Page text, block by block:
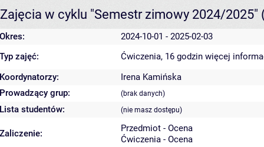
Zajęcia w cyklu "Semestr zimowy 2024/2025"
Okres:
2024-10-01 - 2025-02-03
Typ zajęć:
Ćwiczenia, 16 godzin więcej
Koordynatorzy:
Irena Kamińska
Prowadzący grup:
(brak danych)
Lista studentów: (nie masz dostępu)
Zaliczenie:
Przedmiot - Ocena
Ćwiczenia - Ocena